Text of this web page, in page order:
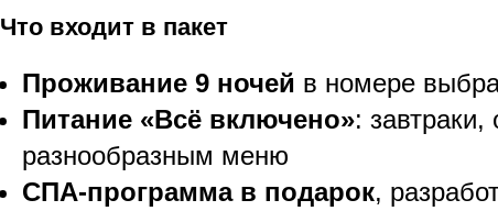
Что входит в пакет
Проживание 9 ночей в номере
Питание «Всё включено»:
разнообразным меню
СПА-программа в подарок,